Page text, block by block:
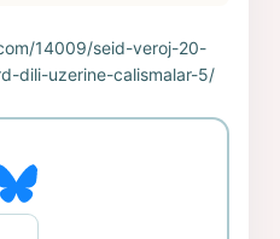
14009/seid-veroj-20-
dili-uzerine-calismalar-5/